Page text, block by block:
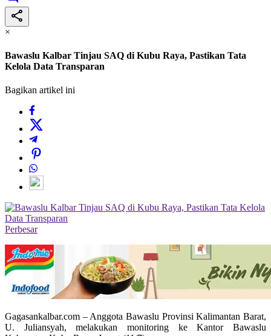
×
Bawaslu Kalbar Tinjau SAQ di Kubu Raya, Pastikan Tata
Kelola Data Transparan
Bagikan artikel ini
Perbesar
Gagasankalbar.com – Anggota Bawaslu Provinsi Kalimantan Barat,
U. Juliansyah, melakukan monitoring ke Kantor Bawaslu